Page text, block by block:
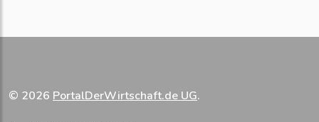
© 2026 PortalDerWirtschaft.de UG.